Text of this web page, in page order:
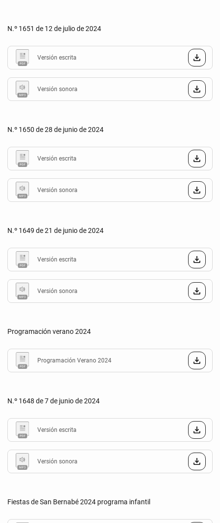
N.º 1651 de 12 de julio de 2024
Versión escrita
Versión sonora
N.º 1650 de 28 de junio de 2024
Versión escrita
Versión sonora
N.º 1649 de 21 de junio de 2024
Versión escrita
Versión sonora
Programación verano 2024
Programación Verano 2024
N.º 1648 de 7 de junio de 2024
Versión escrita
Versión sonora
Fiestas de San Bernabé 2024 programa infantil